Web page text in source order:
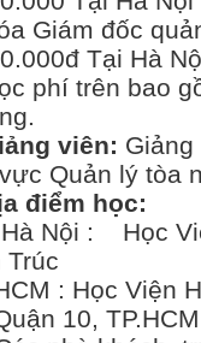
Giám đốc
Tại Hà
phí trên bao
viên:
Quản lý tòa
điểm
Nội : Học
Trúc
: Học Viện
10, TP.HCM